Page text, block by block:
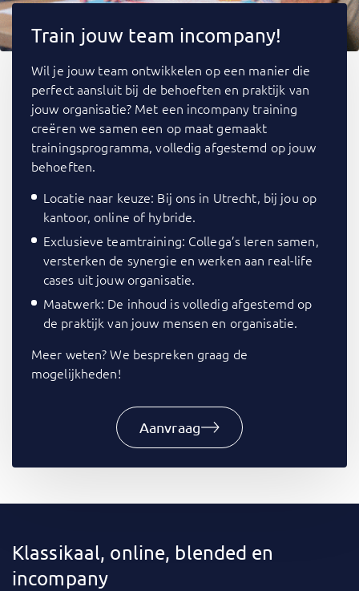
Train jouw team incompany!
Wil je jouw team ontwikkelen op een manier die
perfect aansluit bij de behoeften en praktijk van
jouw organisatie? Met een incompany training
creëren we samen een op maat gemaakt
trainingsprogramma, volledig afgestemd op jouw
behoeften.
Locatie naar keuze: Bij ons in Utrecht, bij jou op
kantoor, online of hybride.
Exclusieve teamtraining: Collega’s leren samen,
versterken de synergie en werken aan real-life
cases uit jouw organisatie.
Maatwerk: De inhoud is volledig afgestemd op
de praktijk van jouw mensen en organisatie.
Meer weten? We bespreken graag de
mogelijkheden!
Aanvraag
Klassikaal, online, blended en
incompany